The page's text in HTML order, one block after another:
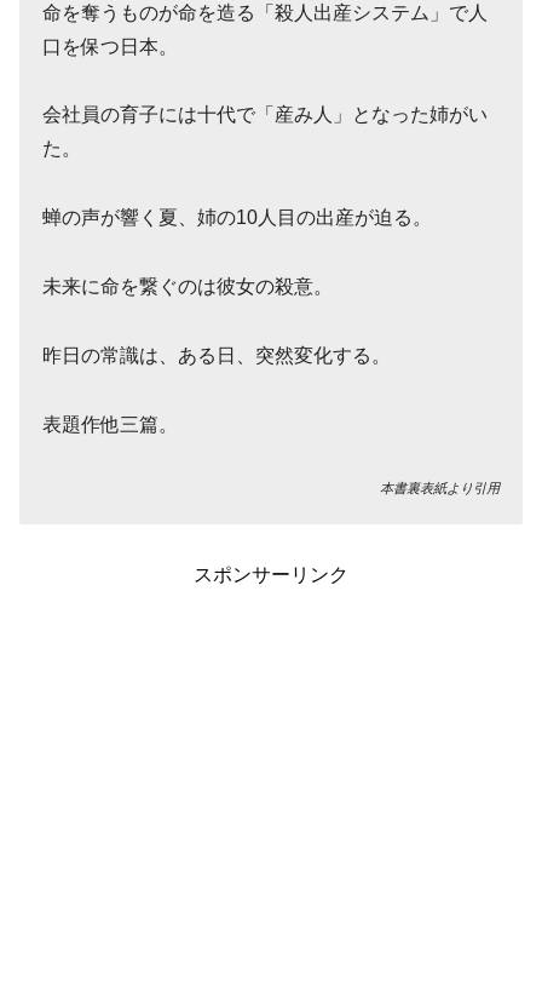
命を奪うものが命を造る「殺人出産システム」で人
口を保つ日本。
会社員の育子には十代で「産み人」となった姉がい
た。
蝉の声が響く夏、姉の10人目の出産が迫る。
未来に命を繋ぐのは彼女の殺意。
昨日の常識は、ある日、突然変化する。
表題作他三篇。
本書裏表紙より引用
スポンサーリンク